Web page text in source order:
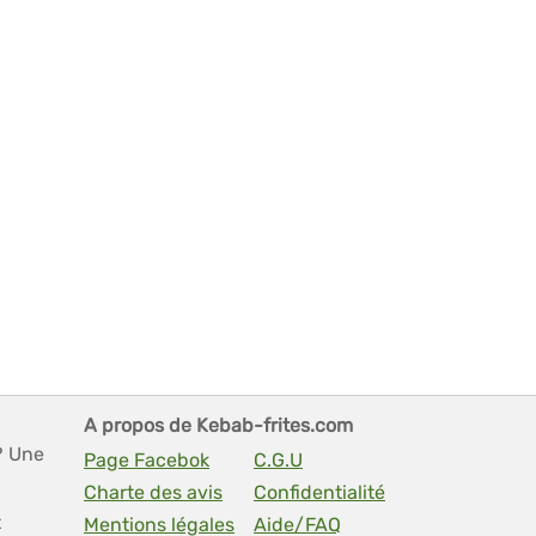
Une
A propos de Kebab-frites.com
Page Facebok
C.G.U
Charte des avis
Confidentialité
Mentions légales
Aide/FAQ